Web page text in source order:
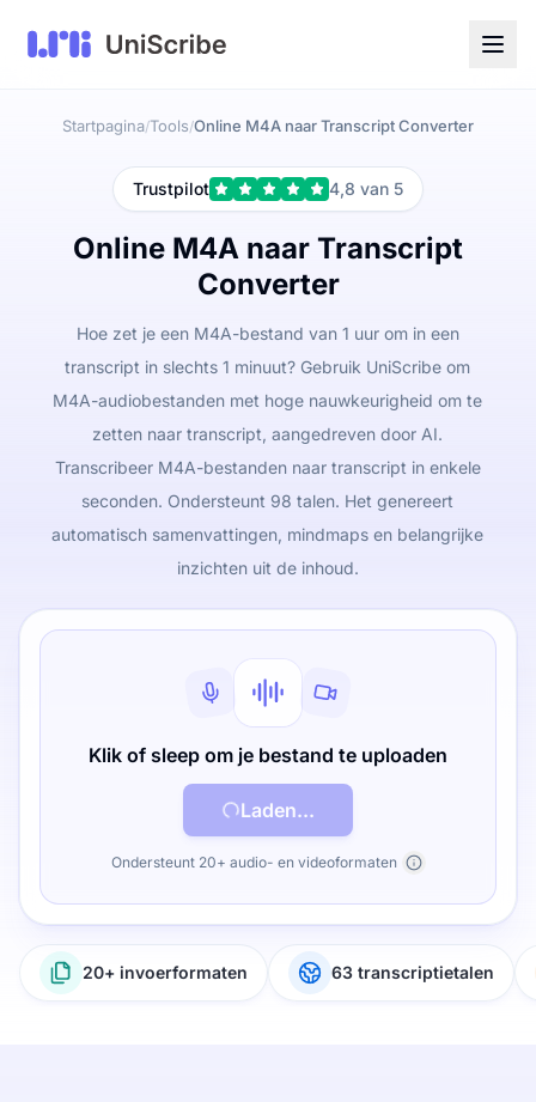
Startpagina/Tools/Online M4A naar Transcript Converter
Trustpilot 4,8 van 5
Online M4A naar Transcript
Converter
Hoe zet je een M4A-bestand van 1 uur om in een
transcript in slechts 1 minuut? Gebruik UniScribe om
M4A-audiobestanden met hoge nauwkeurigheid om te
zetten naar transcript, aangedreven door AI.
Transcribeer M4A-bestanden naar transcript in enkele
seconden. Ondersteunt 98 talen. Het genereert
automatisch samenvattingen, mindmaps en belangrijke
inzichten uit de inhoud.
Klik of sleep om je bestand te uploaden
Laden...
Ondersteunt 20+ audio- en videoformaten
20+ invoerformaten 63 transcriptietalen